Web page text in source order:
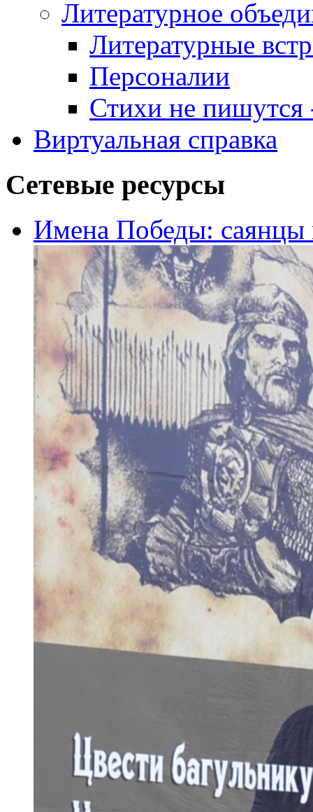
Литературное
Литературные
Персоналии
Стихи не пишутся
Виртуальная справка
Сетевые ресурсы
Имена Победы: саянцы